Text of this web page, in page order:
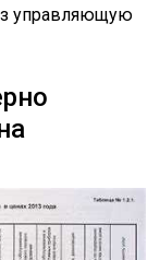
управляющую